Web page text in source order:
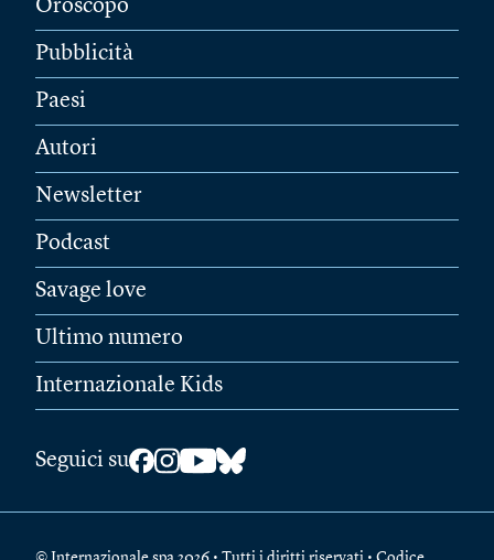
Oroscopo
Pubblicità
Paesi
Autori
Newsletter
Podcast
Savage love
Ultimo numero
Internazionale Kids
Seguici su